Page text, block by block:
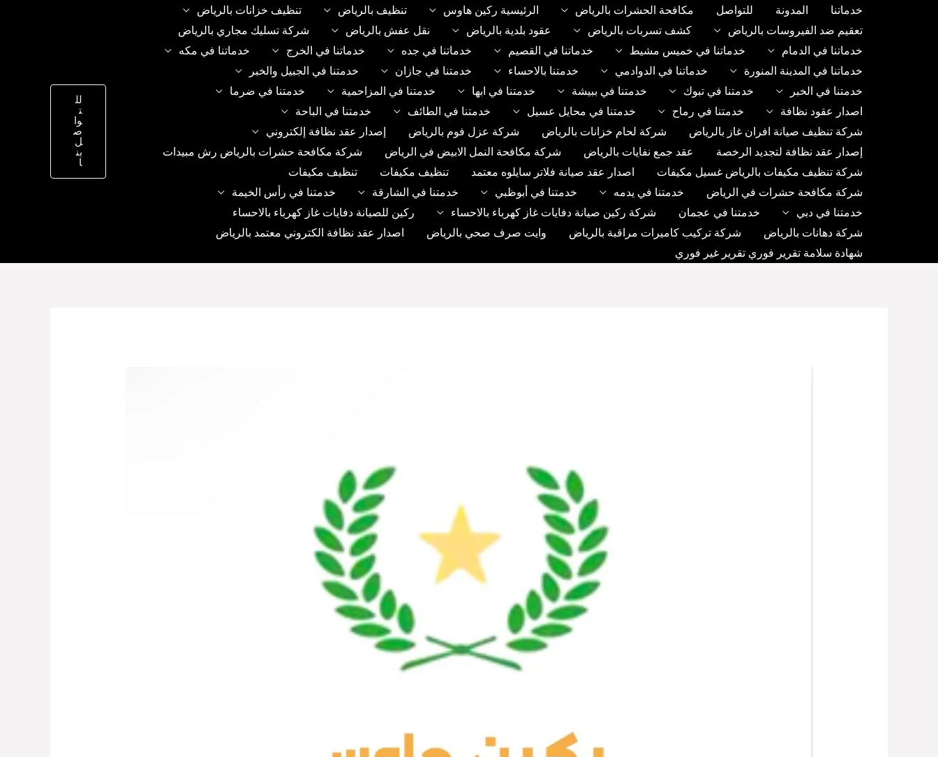
خدماتنا المدونة للتواصل مكافحة الحشرات بالرياض الرئيسية ركين هاوس تنظيف بالرياض
تنظيف خزانات بالرياض
تعقيم ضد الفيروسات بالرياض
كشف تسربات بالرياض عقود بلدية بالرياض نقل عفش بالرياض
شركة تسليك مجاري بالرياض
خدماتنا في الدمام
خدماتنا في خميس مشيط خدماتنا في القصيم خدماتنا في جده خدماتنا في الخرج
خدماتنا في مكه
خدماتنا في المدينة المنورة
خدماتنا في الدوادمي خدمتنا بالاحساء خدمتنا في جازان
خدمتنا في الجبيل والخبر
خدمتنا في الخبر
خدمتنا في تبوك خدمتنا في ببيشة خدمتنا في ابها خدمتنا في المزاحمية
خدمتنا في ضرما
اصدار عقود نظافة
خدمتنا في رماح خدمتنا في محايل عسيل خدمتنا في الطائف
خدمتنا في الباحة
شركة تنظيف صيانة افران غاز بالرياض
شركة لحام خزانات بالرياض شركة عزل فوم بالرياض
إصدار عقد نظافة إلكتروني
إصدار عقد نظافة لتجديد الرخصة
عقد جمع نفايات بالرياض شركة مكافحة النمل الابيض في الرياض
شركة مكافحة حشرات بالرياض رش مبيدات
شركة تنظيف مكيفات بالرياض غسيل مكيفات
اصدار عقد صيانة فلاتر سايلوه معتمد تنظيف مكيفات
تنظيف مكيفات
شركة مكافحة حشرات في الرياض
خدمتنا في يدمه خدمتنا في أبوظبي خدمتنا في الشارقة
خدمتنا في رأس الخيمة
خدمتنا في دبي
خدمتنا في عجمان شركة ركين صيانة دفايات غاز كهرباء بالاحساء
ركين للصيانة دفايات غاز كهرباء بالاحساء
شركة دهانات بالرياض
شركة تركيب كاميرات مراقبة بالرياض وايت صرف صحي بالرياض
اصدار عقد نظافة الكتروني معتمد بالرياض
شهادة سلامة تقرير فوري تقرير غير فوري
لل
ت
وا
ص
ل
بن
ا